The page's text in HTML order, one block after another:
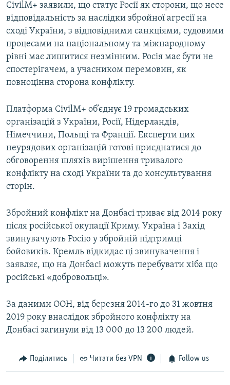
CivilM+ заявили, що статус Росії як сторони, що несе
відповідальність за наслідки збройної агресії на
сході України, з відповідними санкціями, судовими
процесами на національному та міжнародному
рівні має лишитися незмінним. Росія має бути не
спостерігачем, а учасником перемовин, як
повноцінна сторона конфлікту.
Платформа CivilM+ об’єднує 19 громадських
організацій з України, Росії, Нідерландів,
Німеччини, Польщі та Франції. Експерти цих
неурядових організацій готові приєднатися до
обговорення шляхів вирішення тривалого
конфлікту на сході України та до консультування
сторін.
Збройний конфлікт на Донбасі триває від 2014 року
після російської окупації Криму. Україна і Захід
звинувачують Росію у збройній підтримці
бойовиків. Кремль відкидає ці звинувачення і
заявляє, що на Донбасі можуть перебувати хіба що
російські «добровольці».
За даними ООН, від березня 2014-го до 31 жовтня
2019 року внаслідок збройного конфлікту на
Донбасі загинули від 13 000 до 13 200 людей.
Поділитись Читати без VPN Follow us